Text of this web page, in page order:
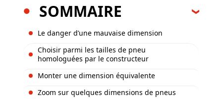
SOMMAIRE
Le danger d’une mauvaise dimension
Choisir parmi les tailles de pneu
homologuées par le constructeur
Monter une dimension équivalente
Zoom sur quelques dimensions de pneus